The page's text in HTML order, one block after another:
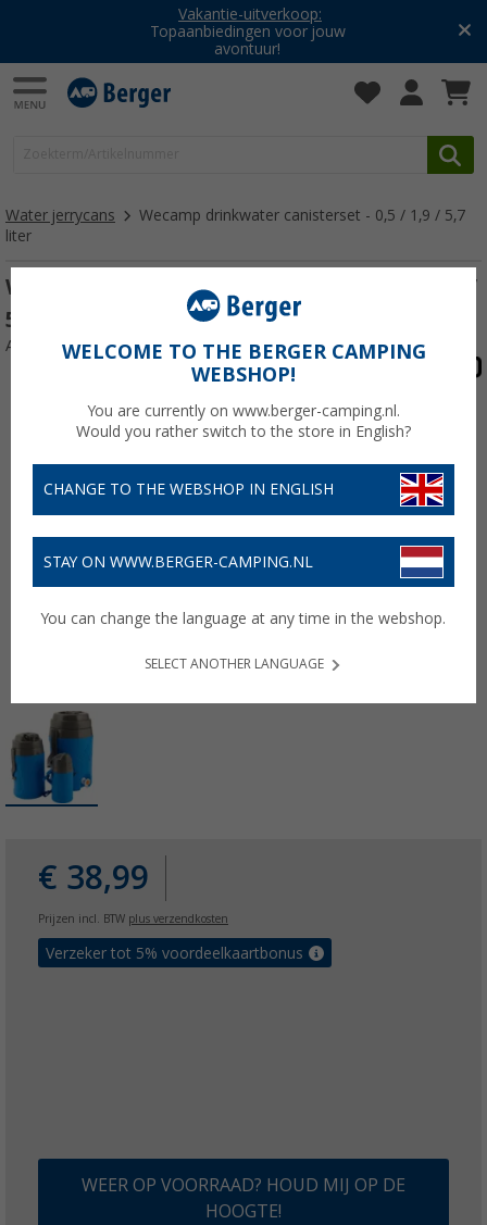
Vakantie-uitverkoop:
Topaanbiedingen voor jouw
avontuur!
Water jerrycans
Wecamp drinkwater canisterset - 0,5 / 1,9 / 5,7
liter
Wecamp drinkwater canisterset - 0,5 / 1,9 /
5,7 liter
Artikelnr: 440373
€ 38,99
Prijzen incl. BTW plus verzendkosten
Verzeker tot 5% voordeelkaartbonus
WEER OP VOORRAAD? HOUD MIJ OP DE
HOOGTE!
WELCOME TO THE BERGER CAMPING
WEBSHOP!
You are currently on www.berger-camping.nl.
Would you rather switch to the store in English?
CHANGE TO THE WEBSHOP IN ENGLISH
STAY ON WWW.BERGER-CAMPING.NL
You can change the language at any time in the webshop.
SELECT ANOTHER LANGUAGE